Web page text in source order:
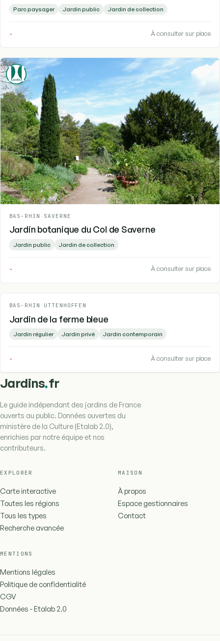
Parc paysager Jardin public Jardin de collection
- À consulter sur place
BAS-RHIN - SAVERNE
Jardin botanique du Col de Saverne
Jardin public Jardin de collection
- À consulter sur place
BAS-RHIN - UTTENHOFFEN
Jardin de la ferme bleue
Jardin régulier Jardin privé Jardin contemporain
- À consulter sur place
Jardins.fr
Le guide indépendant des jardins de France
ouverts au public. Données ouvertes du
ministère de la Culture (Etalab 2.0),
enrichies par notre équipe et nos
contributeurs.
EXPLORER
Carte interactive
Toutes les régions
Tous les types
Recherche avancée
MAISON
À propos
Espace gestionnaires
Contact
MENTIONS
Mentions légales
Politique de confidentialité
CGV
Données - Etalab 2.0